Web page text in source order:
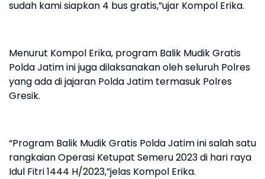
sudah kami siapkan 4 bus gratis,”ujar Kompol Erika.
Menurut Kompol Erika, program Balik Mudik Gratis
Polda Jatim ini juga dilaksanakan oleh seluruh Polres
yang ada di jajaran Polda Jatim termasuk Polres
Gresik.
“Program Balik Mudik Gratis Polda Jatim ini salah satu
rangkaian Operasi Ketupat Semeru 2023 di hari raya
Idul Fitri 1444 H/2023,”jelas Kompol Erika.